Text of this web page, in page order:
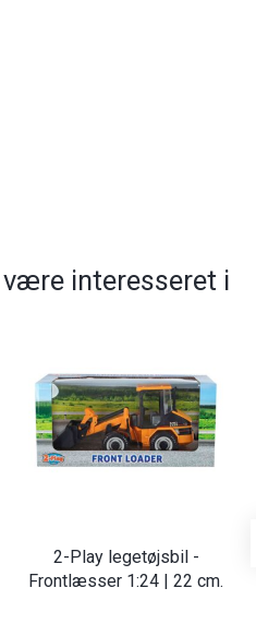
interesseret i
2-Play legetøjsbil -
Frontlæsser 1:24 | 22 cm.